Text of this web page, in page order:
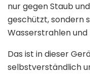
nur gegen Staub
geschützt, sondern
Wasserstrahlen
Das ist in dieser
selbstverständlich